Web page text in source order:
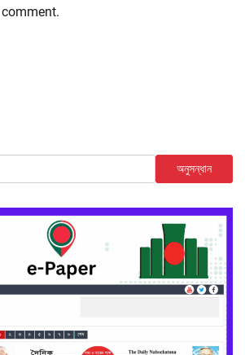
অনুসন্ধান